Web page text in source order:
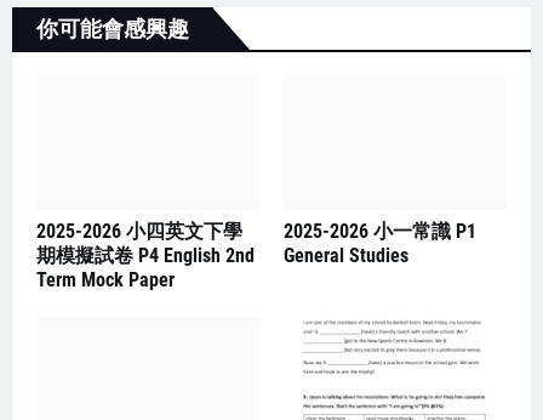
你可能會感興趣
2025-2026 小四英文下學
期模擬試卷 P4 English 2nd
Term Mock Paper
2025-2026 小一常識 P1
General Studies